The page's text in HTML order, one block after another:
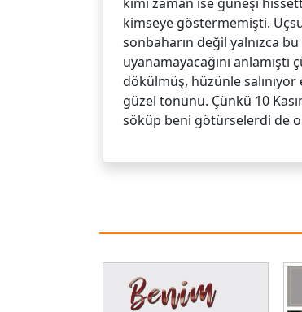
kimseye göstermemişti.
sonbaharın değil yalnızca
uyanamayacağını
dökülmüş, hüzünle
güzel tonunu. Çünkü 10
söküp beni götürselerdi de o